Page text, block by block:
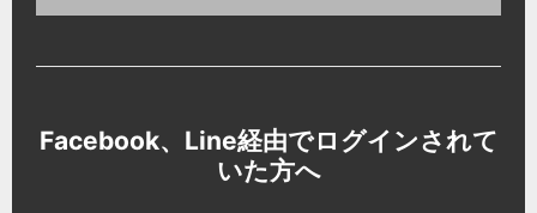
Facebook、Line経由でログインされて
いた方へ